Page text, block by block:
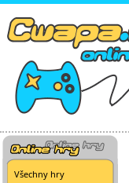
Všechny hry